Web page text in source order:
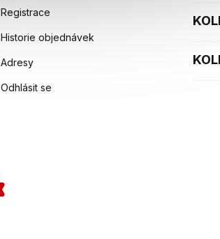
Registrace
Historie objednávek
Adresy
Odhlásit se